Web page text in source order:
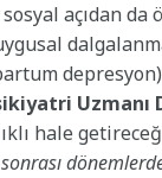
açıdan
Uzmanı
hale